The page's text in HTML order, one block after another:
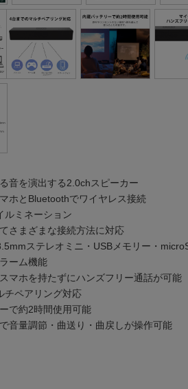
音を演出する2.0chスピーカー
ホとBluetoothでワイヤレス接続
ルミネーション
さまざまな接続方法に対応
ステレオミニ・USBメモリー・
ーム機能
マホを持たずにハンズフリー通話が可能
チペアリング対応
で約2時間使用可能
音量調節・曲送り・曲戻しが操作可能